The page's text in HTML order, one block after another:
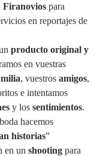
Firanovios para
en reportajes de
producto original y
en vuestras
, vuestros amigos,
e intentamos
y los sentimientos.
hacemos
historias”
en un shooting para